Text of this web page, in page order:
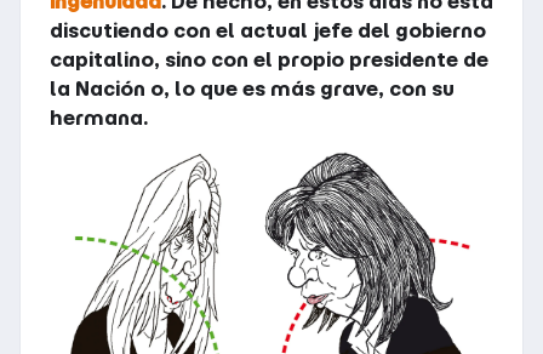
discutiendo con el actual jefe del gobierno
capitalino, sino con el propio presidente de
la Nación o, lo que es más grave, con su
hermana.